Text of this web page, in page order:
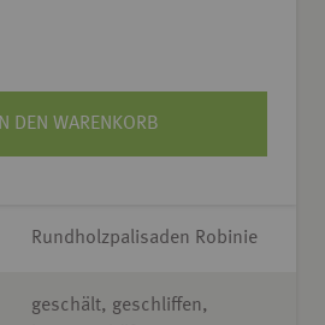
IN DEN WARENKORB
Rundholzpalisaden Robinie
geschält, geschliffen,